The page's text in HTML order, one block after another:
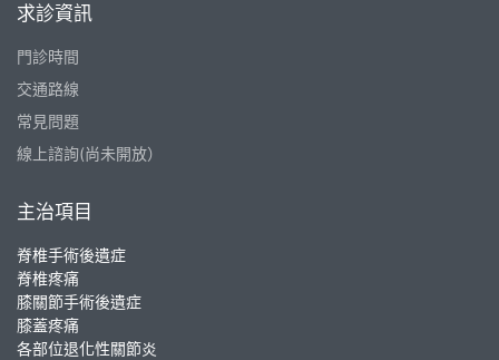
求診資訊
門診時間
交通路線
常見問題
線上諮詢(尚未開放）
主治項目
脊椎手術後遺症
脊椎疼痛
膝關節手術後遺症
膝蓋疼痛
各部位退化性關節炎